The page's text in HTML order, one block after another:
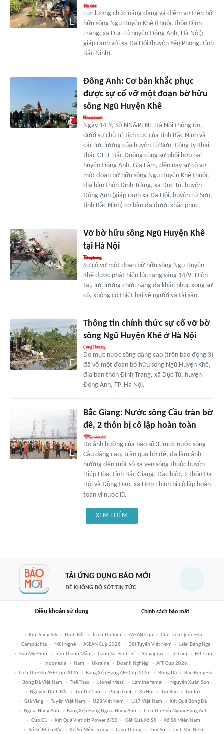
Lực lượng chức năng đang vá điểm vỡ trên bờ
hữu sông Ngũ Huyện Khê (thuộc thôn Đình
Tràng, xã Dục Tú huyện Đông Anh, Hà Nội);
giáp ranh với xã Đa Hội (huyện Yên Phong, tỉnh
Bắc Ninh).
Đông Anh: Cơ bản khắc phục
được sự cố vỡ một đoạn bờ hữu
sông Ngũ Huyện Khê
Ngày 14-9, Sở NN&PTNT Hà Nội thông tin,
dưới sự chủ trì tích cực của tỉnh Bắc Ninh và
các lực lượng của huyện Từ Sơn, Công ty Khai
thác CTTL Bắc Đuống cùng sự phối hợp hai
huyện Đông Anh, Gia Lâm, đến nay sự cố vỡ
một đoạn bờ hữu sông Ngũ Huyện Khê thuộc
địa bàn thôn Đình Tràng, xã Dục Tú, huyện
Đông Anh (giáp ranh xã Đa Hội, huyện Từ Sơn,
tỉnh Bắc Ninh) cơ bản đã được khắc phục.
Vỡ bờ hữu sông Ngũ Huyện Khê
tại Hà Nội
Sự cố vỡ một đoạn bờ hữu sông Ngũ Huyện
Khê được phát hiện lúc rạng sáng 14/9. Hiện
tại, lực lượng chức năng đã khắc phục xong sự
cố, không có thiệt hại về người và tài sản.
Thông tin chính thức sự cố vỡ bờ
sông Ngũ Huyện Khê ở Hà Nội
Do mực nước sông dâng cao (trên báo động 3)
đã vỡ một đoạn bờ hữu sông Ngũ Huyện Khê,
địa bàn thôn Đình Tràng, xã Dục Tú, huyện
Đông Anh, TP. Hà Nội.
Bắc Giang: Nước sông Cầu tràn bờ
đê, 2 thôn bị cô lập hoàn toàn
Do ảnh hưởng của bão số 3, mực nước sông
Cầu dâng cao, tràn qua bờ đê, đã làm ảnh
hưởng đến một số xã ven sông thuộc huyện
Hiệp Hòa, tỉnh Bắc Giang. Đặc biệt, 2 thôn Đa
Hội và Đồng Đạo, xã Hợp Thịnh bị cô lập hoàn
toàn vì nước lũ.
XEM THÊM
TẢI ỨNG DỤNG BÁO MỚI
ĐỂ KHÔNG BỎ SÓT TIN TỨC
Điều khoản sử dụng Chính sách bảo mật
Kim Sang-Sik Đình Bắc Triệu Thị Tâm ASEAN Cup
Chủ Tịch Quốc Hội
Campuchia
Mũi Nghê ASEAN Cup 2026 Đội Tuyển Việt Nam
Liên Bang Nga
Sân Mỹ Đình
Trần Thanh Mẫn Cảnh Sát Kinh Tế Singapore Tô Lâm
EFL Cup
Indonesia
Năm Ukraine Doanh Nghiệp
AFF Cup 2026
Lịch Thi Đấu AFF Cup 2026
Bảng Xếp Hạng AFF Cup 2026 Bóng Đá
Báo Bóng Đá
Bóng Đá Việt Nam
Thể Thao Lionel Messi Lamine Yamal
Nguyễn Xuân Son
Nguyễn Đình Bắc
Tin Thế Giới Pháp Luật Xã Hội Tin Bão
Tin Tức
Giá Vàng
Tuyển Việt Nam U23 Việt Nam U17 Việt Nam
Kết Quả Bóng Đá
Ngoại Hạng Anh
Bảng Xếp Hạng Ngoại Hạng Anh
Lịch Thi Đấu Ngoại Hạng Anh
Cúp C1
Kết Quả Vietlott Power 6/55 Kết Quả Xổ Số
Xổ Số Miền Nam
Xổ Số Miền Bắc
Xổ Số Miền Trung Giao Thông Thời Sự Lịch Vạn Niên